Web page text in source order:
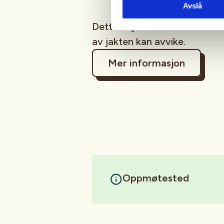
Avslå
Dette er jakt med hund som
av jakten kan avvike.
Mer informasjon
Oppmøtested